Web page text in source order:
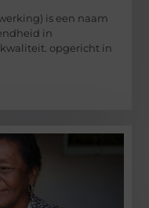
is een naam
in
opgericht in